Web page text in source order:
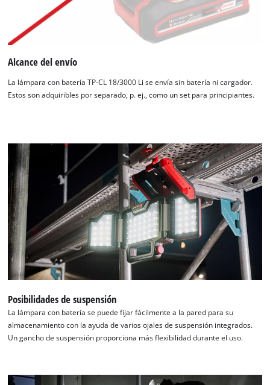
Alcance del envío
La lámpara con batería TP-CL 18/3000 Li se envía sin batería ni cargador.
Estos son adquiribles por separado, p. ej., como un set para principiantes.
Posibilidades de suspensión
La lámpara con batería se puede fijar fácilmente a la pared para su
almacenamiento con la ayuda de varios ojales de suspensión integrados.
Un gancho de suspensión proporciona más flexibilidad durante el uso.